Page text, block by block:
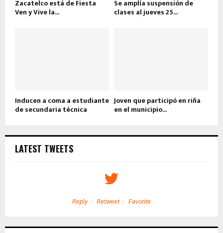
Zacatelco está de Fiesta
Ven y Vive la...
Se amplía suspensión de
clases al jueves 25...
Inducen a coma a estudiante
de secundaria técnica
Joven que participó en riña
en el municipio...
LATEST TWEETS
Reply Retweet Favorite